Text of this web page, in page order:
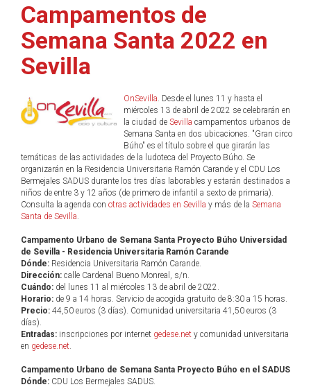
Campamentos de
Semana Santa 2022 en
Sevilla
OnSevilla. Desde el lunes 11 y hasta el
miércoles 13 de abril de 2022 se celebrarán en
la ciudad de Sevilla campamentos urbanos de
Semana Santa en dos ubicaciones. "Gran circo
Búho" es el título sobre el que girarán las
temáticas de las actividades de la ludoteca del Proyecto Búho. Se
organizarán en la Residencia Universitaria Ramón Carande y el CDU Los
Bermejales SADUS durante los tres días laborables y estarán destinados a
niños de entre 3 y 12 años (de primero de infantil a sexto de primaria).
Consulta la agenda con otras actividades en Sevilla y más de la Semana
Santa de Sevilla.
Campamento Urbano de Semana Santa Proyecto Búho Universidad
de Sevilla - Residencia Universitaria Ramón Carande
Dónde: Residencia Universitaria Ramón Carande.
Dirección: calle Cardenal Bueno Monreal, s/n.
Cuándo: del lunes 11 al miércoles 13 de abril de 2022.
Horario: de 9 a 14 horas. Servicio de acogida gratuito de 8:30 a 15 horas.
Precio: 44,50 euros (3 días). Comunidad universitaria 41,50 euros (3
días).
Entradas: inscripciones por internet gedese.net y comunidad universitaria
en gedese.net.
Campamento Urbano de Semana Santa Proyecto Búho en el SADUS
Dónde: CDU Los Bermejales SADUS.